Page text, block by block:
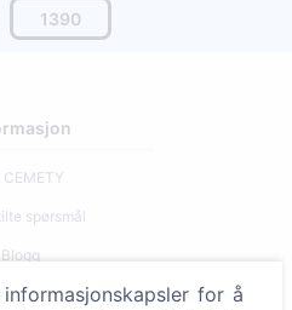
1390
CEMETY
spørsmål
Blogg
og brukere
for å